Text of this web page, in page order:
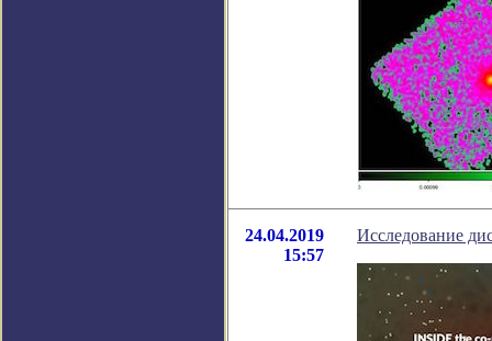
24.04.2019
15:57
Исследование